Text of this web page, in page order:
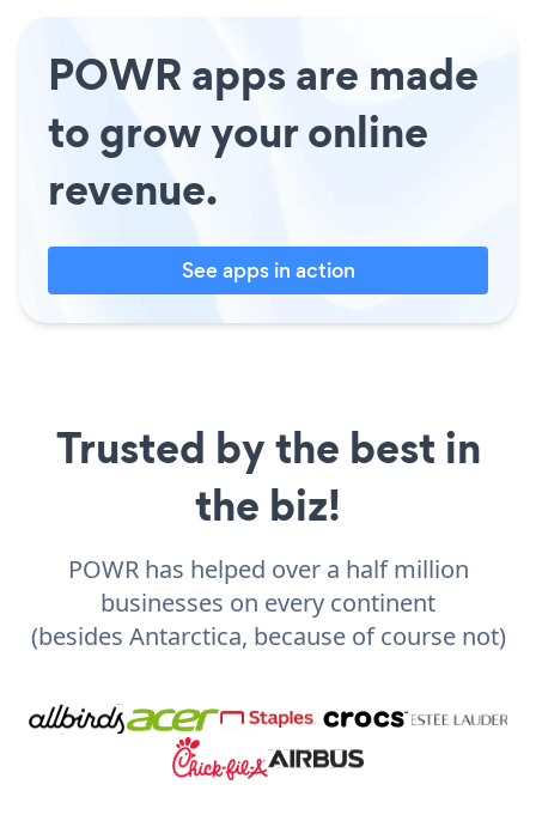
POWR apps are made
to grow your online
revenue.
See apps in action
Trusted by the best in
the biz!
POWR has helped over a half million
businesses on every continent
(besides Antarctica, because of course not)